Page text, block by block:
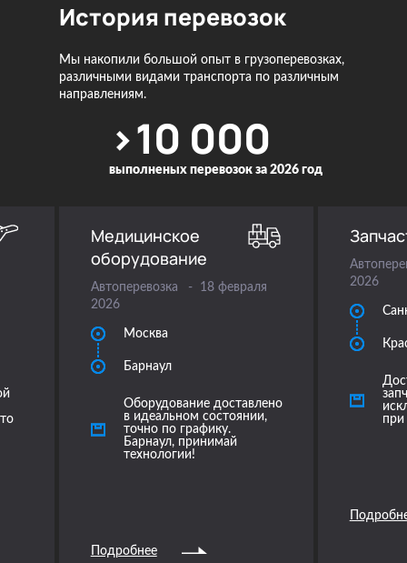
История перевозок
Мы накопили большой опыт в грузоперевозках,
различными видами транспорта по различным
направлениям.
>10 000
выполненых перевозок за 2026 год
Медицинское
оборудование
Автоперевозка
18 февраля
2026
Москва
Барнаул
Оборудование доставлено
в идеальном состоянии,
точно по графику.
Барнаул, принимай
технологии!
Подробнее
2026
при